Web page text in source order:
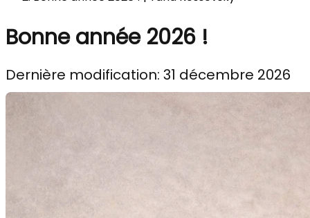
Bonne année 2026 !
Dernière modification: 31 décembre 2026